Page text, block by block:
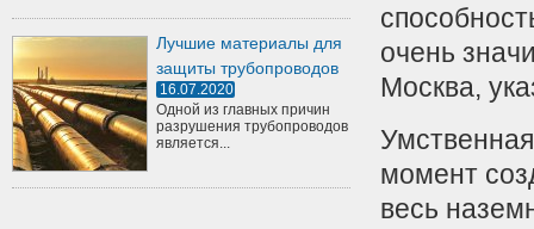
Лучшие материалы для
защиты трубопроводов
16.07.2020
Одной из главных причин
разрушения трубопроводов
является...
очень
Москва,
момент
весь